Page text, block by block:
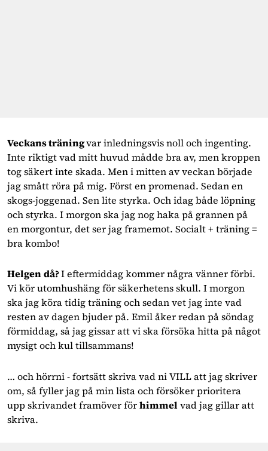
Veckans träning var inledningsvis noll och ingenting.
Inte riktigt vad mitt huvud mådde bra av, men kroppen
tog säkert inte skada. Men i mitten av veckan började
jag smått röra på mig. Först en promenad. Sedan en
skogs-joggenad. Sen lite styrka. Och idag både löpning
och styrka. I morgon ska jag nog haka på grannen på
en morgontur, det ser jag framemot. Socialt + träning =
bra kombo!
Helgendå? I eftermiddag kommer några vänner förbi.
Vi kör utomhushäng för säkerhetens skull. I morgon
ska jag köra tidig träning och sedan vet jag inte vad
resten av dagen bjuder på. Emil åker redan på söndag
förmiddag, så jag gissar att vi ska försöka hitta på något
mysigt och kul tillsammans!
… och hörrni - fortsätt skriva vad ni VILL att jag skriver
om, så fyller jag på min lista och försöker prioritera
upp skrivandet framöver för himmel vad jag gillar att
skriva.